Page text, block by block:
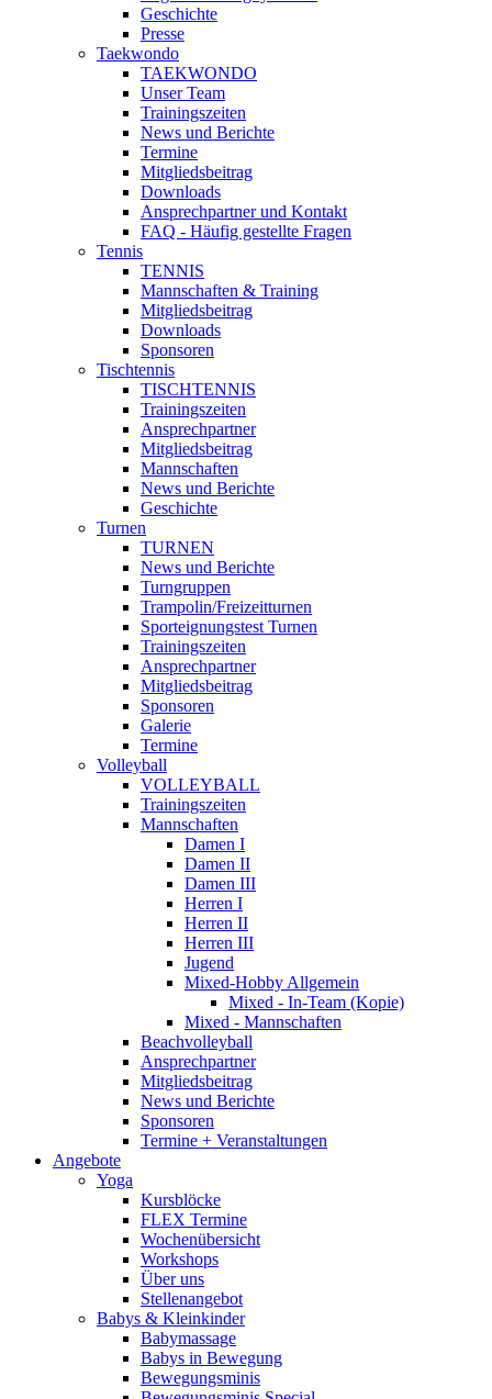
Geschichte
Presse
Taekwondo
TAEKWONDO
Unser Team
Trainingszeiten
News und Berichte
Termine
Mitgliedsbeitrag
Downloads
Ansprechpartner und Kontakt
FAQ - Häufig gestellte Fragen
Tennis
TENNIS
Mannschaften & Training
Mitgliedsbeitrag
Downloads
Sponsoren
Tischtennis
TISCHTENNIS
Trainingszeiten
Ansprechpartner
Mitgliedsbeitrag
Mannschaften
News und Berichte
Geschichte
Turnen
TURNEN
News und Berichte
Turngruppen
Trampolin/Freizeitturnen
Sporteignungstest Turnen
Trainingszeiten
Ansprechpartner
Mitgliedsbeitrag
Sponsoren
Galerie
Termine
Volleyball
VOLLEYBALL
Trainingszeiten
Mannschaften
Damen I
Damen II
Damen III
Herren I
Herren II
Herren III
Jugend
Mixed-Hobby Allgemein
Mixed - In-Team (Kopie)
Mixed - Mannschaften
Beachvolleyball
Ansprechpartner
Mitgliedsbeitrag
News und Berichte
Sponsoren
Termine + Veranstaltungen
Angebote
Yoga
Kursblöcke
FLEX Termine
Wochenübersicht
Workshops
Über uns
Stellenangebot
Babys & Kleinkinder
Babymassage
Babys in Bewegung
Bewegungsminis